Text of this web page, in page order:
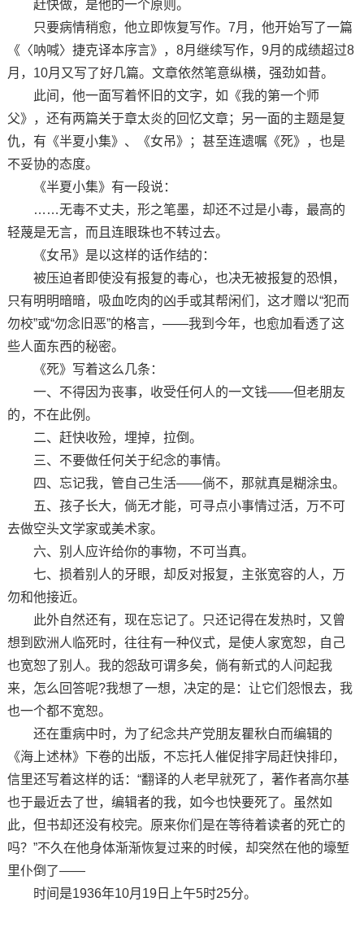
赶快做，是他的一个原则。
只要病情稍愈，他立即恢复写作。7月，他开始写了一篇
《〈呐喊〉捷克译本序言》，8月继续写作，9月的成绩超过8
月，10月又写了好几篇。文章依然笔意纵横，强劲如昔。
此间，他一面写着怀旧的文字，如《我的第一个师
父》，还有两篇关于章太炎的回忆文章；另一面的主题是复
仇，有《半夏小集》、《女吊》；甚至连遗嘱《死》，也是
不妥协的态度。
《半夏小集》有一段说：
……无毒不丈夫，形之笔墨，却还不过是小毒，最高的
轻蔑是无言，而且连眼珠也不转过去。
《女吊》是以这样的话作结的：
被压迫者即使没有报复的毒心，也决无被报复的恐惧，
只有明明暗暗，吸血吃肉的凶手或其帮闲们，这才赠以“犯而
勿校”或“勿念旧恶”的格言，——我到今年，也愈加看透了这
些人面东西的秘密。
《死》写着这么几条：
一、不得因为丧事，收受任何人的一文钱——但老朋友
的，不在此例。
二、赶快收殓，埋掉，拉倒。
三、不要做任何关于纪念的事情。
四、忘记我，管自己生活——倘不，那就真是糊涂虫。
五、孩子长大，倘无才能，可寻点小事情过活，万不可
去做空头文学家或美术家。
六、别人应许给你的事物，不可当真。
七、损着别人的牙眼，却反对报复，主张宽容的人，万
勿和他接近。
此外自然还有，现在忘记了。只还记得在发热时，又曾
想到欧洲人临死时，往往有一种仪式，是使人家宽恕，自己
也宽恕了别人。我的怨敌可谓多矣，倘有新式的人问起我
来，怎么回答呢?我想了一想，决定的是：让它们怨恨去，我
也一个都不宽恕。
还在重病中时，为了纪念共产党朋友瞿秋白而编辑的
《海上述林》下卷的出版，不忘托人催促排字局赶快排印，
信里还写着这样的话：“翻译的人老早就死了，著作者高尔基
也于最近去了世，编辑者的我，如今也快要死了。虽然如
此，但书却还没有校完。原来你们是在等待着读者的死亡的
吗？”不久在他身体渐渐恢复过来的时候，却突然在他的壕堑
里仆倒了——
时间是1936年10月19日上午5时25分。